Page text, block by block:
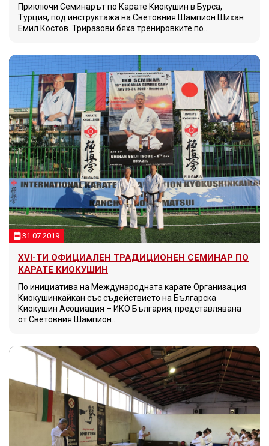
Приключи Семинарът по Карате Киокушин в Бурса,
Турция, под инструктажа на Световния Шампион Шихан
Емил Костов. Триразови бяха тренировките по…
31.07.2019
XVI-ТИ ОФИЦИАЛЕН ТРАДИЦИОНЕН СЕМИНАР ПО
КАРАТЕ КИОКУШИН
По инициатива на Международната карате Организация
Киокушинкайкан със съдействието на Българска
Киокушин Асоциация – ИКО България, представлявана
от Световния Шампион…